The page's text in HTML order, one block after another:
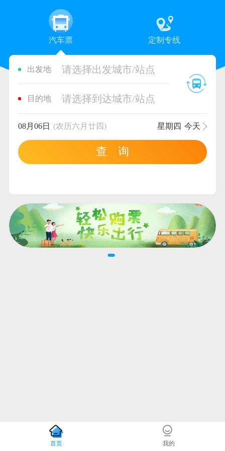
汽车票 定制专线
出发地 请选择出发城市/站点
目的地 请选择到达城市/站点
08月06日 (农历六月廿四) 星期四 今天
查 询
首页 我的